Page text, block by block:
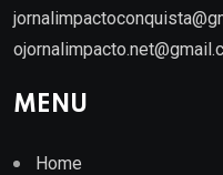
MENU
Home